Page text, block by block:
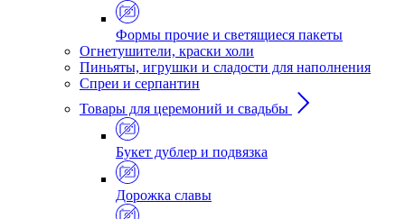
Формы прочие и светящиеся пакеты
Огнетушители, краски холи
Пиньяты, игрушки и сладости для наполнения
Спреи и серпантин
Товары для церемоний и свадьбы
Букет дублер и подвязка
Дорожка славы